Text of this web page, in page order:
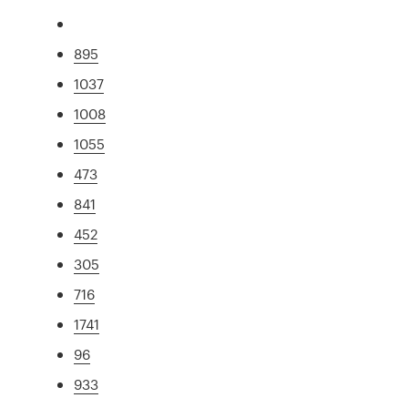
895
1037
1008
1055
473
841
452
305
716
1741
96
933